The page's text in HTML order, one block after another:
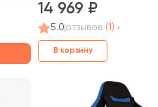
14 969
5.0отзывов (1)
В корзину